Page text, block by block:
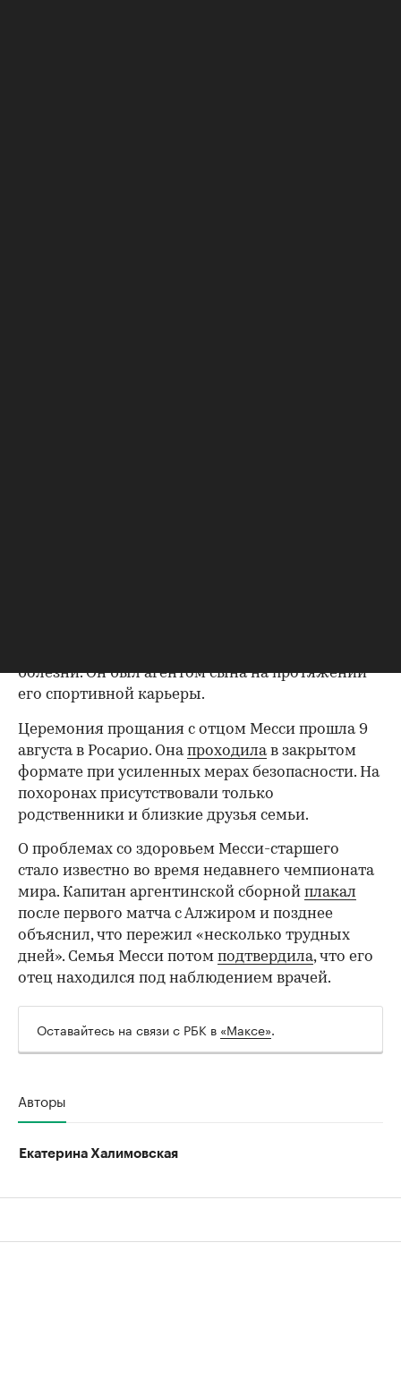
болезни. Он был агентом сына на протяжении
его спортивной карьеры.
00:00
Церемония прощания с отцом Месси прошла 9
августа в Росарио. Онапроходилав закрытом
формате при усиленных мерах безопасности. На
похоронах присутствовали только
родственники и близкие друзья семьи.
О проблемах со здоровьем Месси-старшего
стало известно во время недавнего чемпионата
мира. Капитан аргентинской сборной плакал
после первого матча с Алжиром и позднее
объяснил, что пережил «несколько трудных
дней». Семья Месси потом подтвердила, что его
отец находился под наблюдением врачей.
Оставайтесь на связи с РБК в «Максе».
Авторы
Екатерина Халимовская